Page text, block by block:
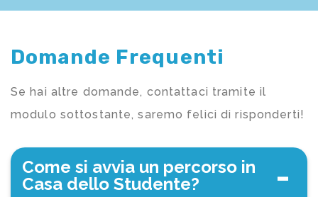
Domande Frequenti
Se hai altre domande, contattaci tramite il
modulo sottostante, saremo felici di risponderti!
Come si avvia un percorso in
Casa dello Studente?